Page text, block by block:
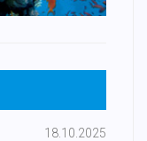
18.10.2025